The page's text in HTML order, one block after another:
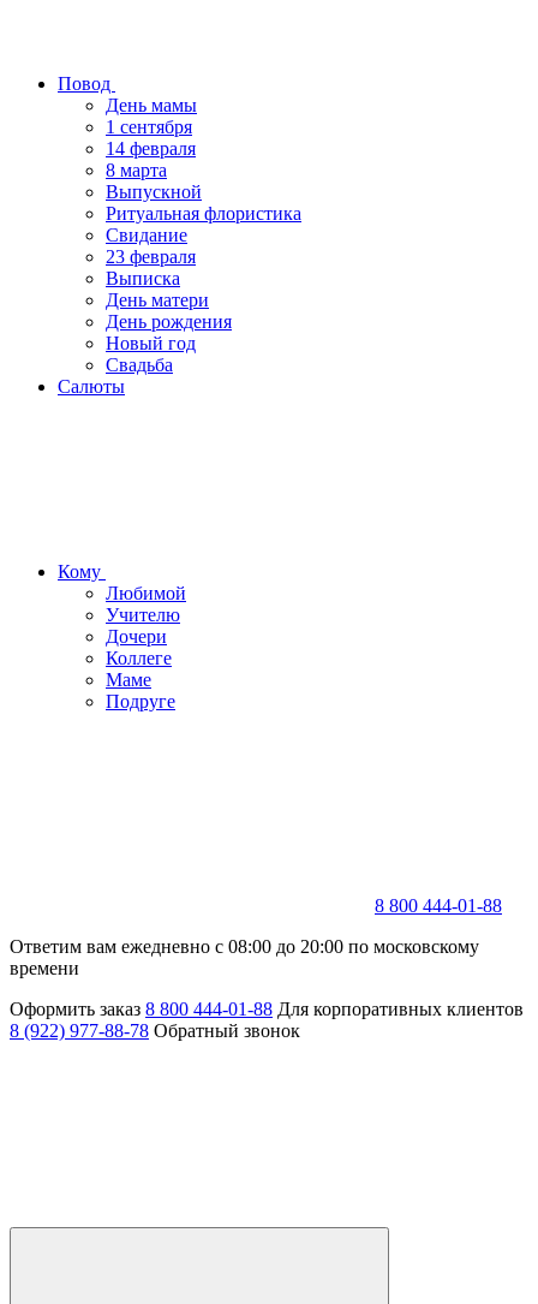
Повод
День мамы
1 сентября
14 февраля
8 марта
Выпускной
Ритуальная флористика
Свидание
23 февраля
Выписка
День матери
День рождения
Новый год
Свадьба
Салюты
Кому
Любимой
Учителю
Дочери
Коллеге
Маме
Подруге
8 800 444-01-88
Ответим вам ежедневно с 08:00 до 20:00 по московскому
времени
Оформить заказ 8 800 444-01-88 Для корпоративных клиентов
8 (922) 977-88-78 Обратный звонок